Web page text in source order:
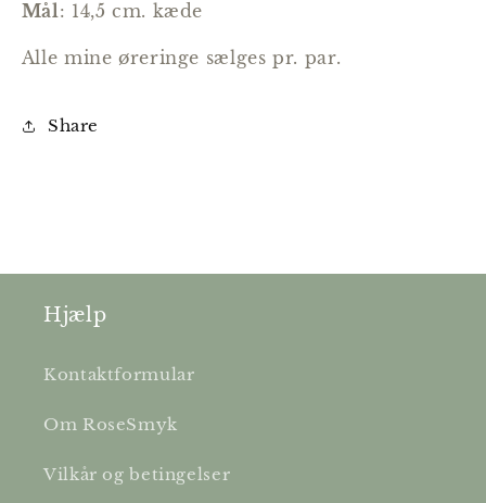
Mål: 14,5 cm. kæde
Alle mine øreringe sælges pr. par.
Share
Hjælp
Kontaktformular
Om RoseSmyk
Vilkår og betingelser